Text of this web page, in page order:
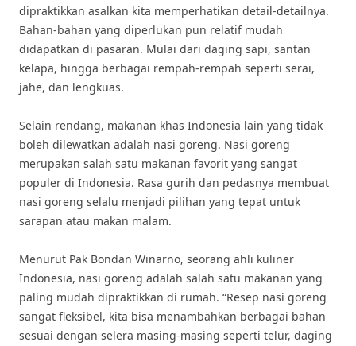
dipraktikkan asalkan kita memperhatikan detail-detailnya.
Bahan-bahan yang diperlukan pun relatif mudah
didapatkan di pasaran. Mulai dari daging sapi, santan
kelapa, hingga berbagai rempah-rempah seperti serai,
jahe, dan lengkuas.
Selain rendang, makanan khas Indonesia lain yang tidak
boleh dilewatkan adalah nasi goreng. Nasi goreng
merupakan salah satu makanan favorit yang sangat
populer di Indonesia. Rasa gurih dan pedasnya membuat
nasi goreng selalu menjadi pilihan yang tepat untuk
sarapan atau makan malam.
Menurut Pak Bondan Winarno, seorang ahli kuliner
Indonesia, nasi goreng adalah salah satu makanan yang
paling mudah dipraktikkan di rumah. “Resep nasi goreng
sangat fleksibel, kita bisa menambahkan berbagai bahan
sesuai dengan selera masing-masing seperti telur, daging